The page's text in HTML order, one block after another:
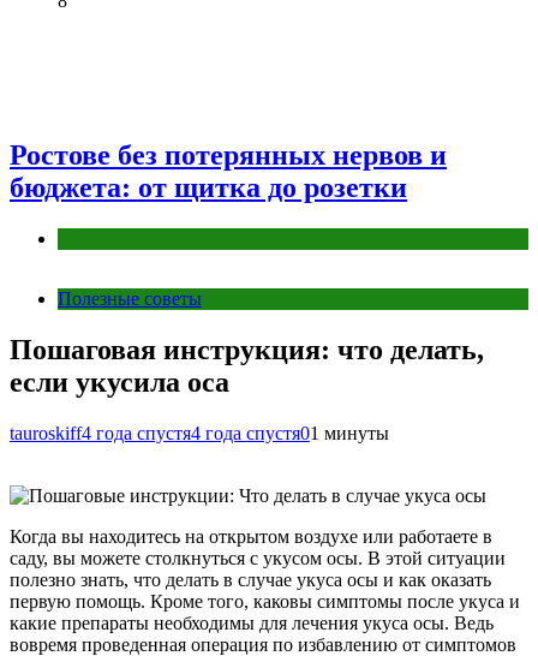
Ростове без потерянных нервов и
бюджета: от щитка до розетки
Полезные советы
Пошаговая инструкция: что делать,
если укусила оса
tauroskiff4 года спустя4 года спустя01 минуты
Когда вы находитесь на открытом воздухе или работаете в
саду, вы можете столкнуться с укусом осы. В этой ситуации
полезно знать, что делать в случае укуса осы и как оказать
первую помощь. Кроме того, каковы симптомы после укуса и
какие препараты необходимы для лечения укуса осы. Ведь
вовремя проведенная операция по избавлению от симптомов